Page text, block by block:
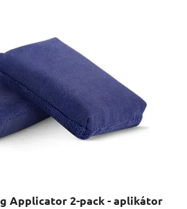
Applicator 2-pack - aplikátor